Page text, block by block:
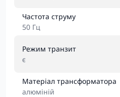
Частота струму
50 Гц
Режим транзит
є
Матеріал трансформатора
алюміній